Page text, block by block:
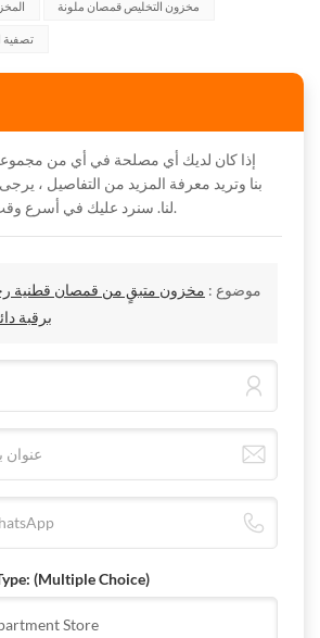
مخزون التخليص قمصان ملونة
تصفية
إذا كان لديك أي مصلحة في أي من
بنا وتريد معرفة المزيد من التفاصيل ،
لنا. سنرد عليك في أسرع وقت ممكن. شكرًا لك.
موضوع : مخزون متبقٍ من قمصان قطنية
برقبة
(Multiple Choice)
Store